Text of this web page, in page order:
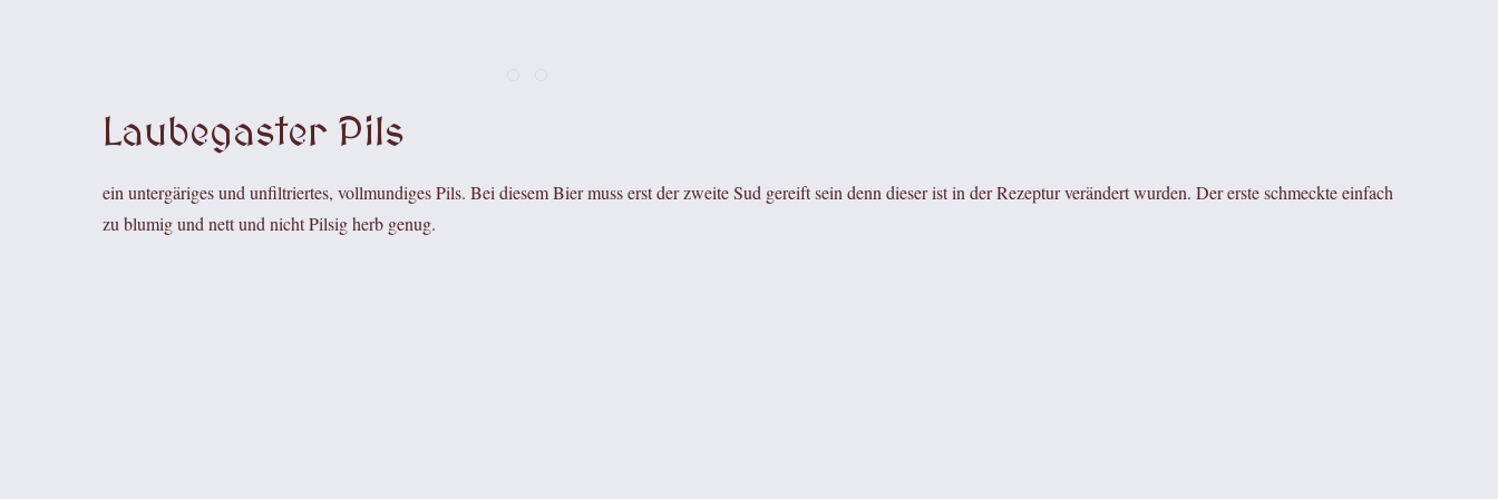
Laubegaster Pils
ein untergäriges und unfiltriertes, vollmundiges Pils. Bei diesem Bier muss erst der zweite Sud gereift sein denn dieser ist in der Rezeptur verändert wurden. Der erste schmeckte einfach
zu blumig und nett und nicht Pilsig herb genug.